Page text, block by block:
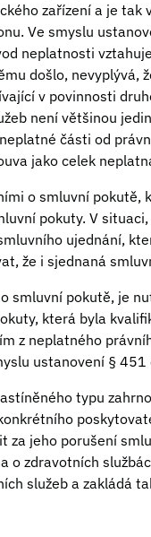
zařízení a je tak
Ve smyslu
neplatnosti
došlo, nevyplývá,
v povinnosti
není většinou
části od
jako celek
o smluvní pokutě,
pokuty. V
ujednání,
že i sjednaná
smluvní pokutě, je
která byla
z neplatného
ustanovení § 451
typu
za jeho porušení
o zdravotních
služeb a zakládá